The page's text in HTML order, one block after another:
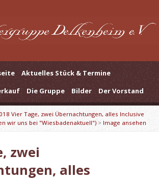
Aktuelles Stück & Termine
Die Gruppe Bilder Der Vorstand
Vier Tage, zwei Übernachtungen, alles Inclusive
wir uns bei "Wiesbadenaktuell")> Image ansehen
zwei
alles